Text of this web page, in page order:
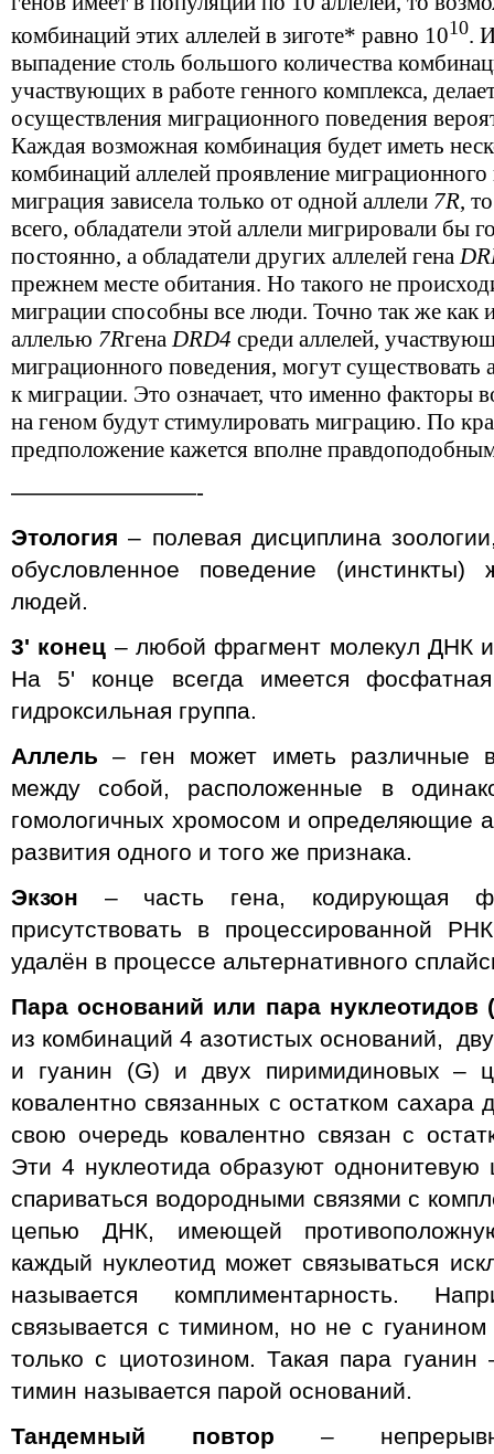
комбинаций этих аллелей в зиготе* равно 1010.
выпадение столь большого количества
участвующих в работе генного комплекса,
осуществления миграционного поведения
Каждая возможная комбинация будет иметь
комбинаций аллелей проявление
миграция зависела только от одной аллели 7R,
всего, обладатели этой аллели мигрировали бы
постоянно, а обладатели других аллелей гена
прежнем месте обитания. Но такого не
миграции способны все люди. Точно так же как
аллелью 7RгенаDRD4 среди аллелей,
миграционного поведения, могут существовать
к миграции. Это означает, что именно факторы
на геном будут стимулировать миграцию. По
предположение кажется вполне
————————-
Этология – полевая дисциплина
обусловленное поведение
людей.
3ʹ конец – любой фрагмент молекул ДНК
На 5ʹ конце всегда имеется
гидроксильная группа.
Аллель – ген может иметь различные
между собой, расположенные в
гомологичных хромосом и определяющие
развития одного и того же признака.
Экзон – часть гена, кодирующая
присутствовать в процессированной
удалён в процессе альтернативного
Пара оснований или пара нуклеотидов
из комбинаций 4 азотистых оснований,
и гуанин (G) и двух пиримидиновых –
ковалентно связанных с остатком сахара
свою очередь ковалентно связан с
Эти 4 нуклеотида образуют
спариваться водородными связями с
цепью ДНК, имеющей
каждый нуклеотид может связываться
называется комплиментарность.
связывается с тимином, но не с
только с циотозином. Такая пара
тимин называется парой оснований.
Тандемный повтор –